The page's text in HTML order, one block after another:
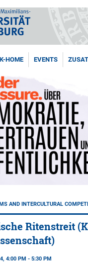
HOME EVENTS
AND INTERCULTURAL
Ritenstreit
4:00 PM - 5:30 PM